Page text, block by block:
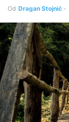
Od Dragan Stojnić -